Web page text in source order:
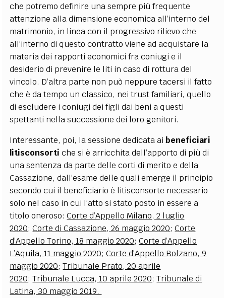
che potremo definire una sempre più frequente
attenzione alla dimensione economica all’interno del
matrimonio, in linea con il progressivo rilievo che
all’interno di questo contratto viene ad acquistare la
materia dei rapporti economici fra coniugi e il
desiderio di prevenire le liti in caso di rottura del
vincolo. D’altra parte non può neppure tacersi il fatto
che è da tempo un classico, nei trust familiari, quello
di escludere i coniugi dei figli dai beni a questi
spettanti nella successione dei loro genitori.
Interessante, poi, la sessione dedicata aibeneficiari
litisconsortiche si è arricchita dell’apporto di più di
una sentenza da parte delle corti di merito e della
Cassazione, dall’esame delle quali emerge il principio
secondo cui il beneficiario è litisconsorte necessario
solo nel caso in cui l’atto si stato posto in essere a
titolo oneroso:Corte d’Appello Milano, 2 luglio
2020;Corte di Cassazione, 26 maggio 2020;Corte
d’Appello Torino, 18 maggio 2020;Corte d’Appello
L’Aquila, 11 maggio 2020;Corte d'Appello Bolzano, 9
maggio 2020;Tribunale Prato, 20 aprile
2020;Tribunale Lucca, 10 aprile 2020;Tribunale di
Latina, 30 maggio 2019.